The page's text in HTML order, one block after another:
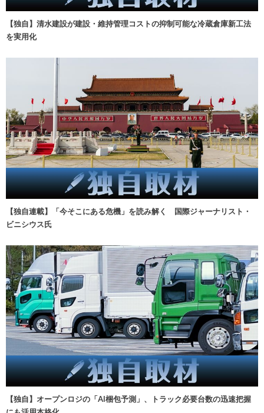
【独自】清水建設が建設・維持管理コストの抑制可能な冷蔵倉庫新工法
を実用化
【独自連載】「今そこにある危機」を読み解く 国際ジャーナリスト・
ビニシウス氏
【独自】オープンロジの「AI梱包予測」、トラック必要台数の迅速把握